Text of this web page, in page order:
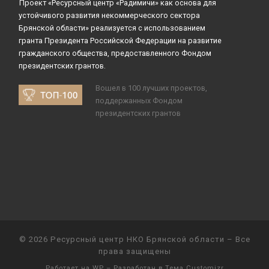
Проект «Ресурсный центр «Радимичи» как основа для
устойчивого развития некоммерческого сектора
Брянской области» реализуется с использованием
гранта Президента Российской Федерации на развитие
гражданского общества, предоставленного Фондом
президентских грантов.
Вошел в 100 лучших проектов,
поддержанных Фондом
президентских грантов
© 2026 Ресурсный центр НКО Брянской области – Все
права защищены